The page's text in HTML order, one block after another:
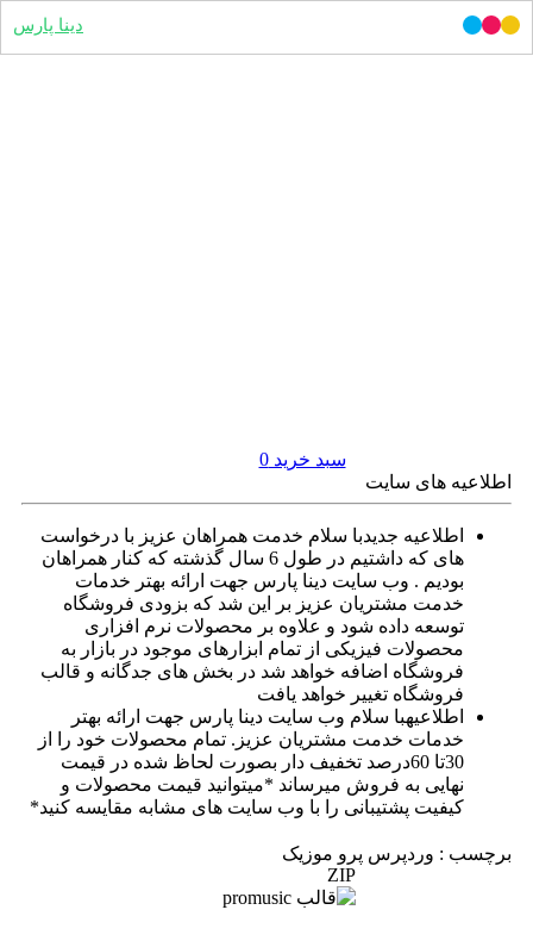
سبد خرید0
دینا پارس
اطلاعیه های سایت
اطلاعیه جدیدبا سلام خدمت همراهان عزیز با درخواست
های که داشتیم در طول 6 سال گذشته که کنار همراهان
بودیم . وب سایت دینا پارس جهت ارائه بهتر خدمات
خدمت مشتریان عزیز بر این شد که بزودی فروشگاه
توسعه داده شود و علاوه بر محصولات نرم افزاری
محصولات فیزیکی از تمام ابزارهای موجود در بازار به
فروشگاه اضافه خواهد شد در بخش های جدگانه و قالب
فروشگاه تغییر خواهد یافت
اطلاعیهبا سلام وب سایت دینا پارس جهت ارائه بهتر
خدمات خدمت مشتریان عزیز. تمام محصولات خود را از
30تا 60درصد تخفیف دار بصورت لحاظ شده در قیمت
نهایی به فروش میرساند *میتوانید قیمت محصولات و
کیفیت پشتیبانی را با وب سایت های مشابه مقایسه کنید*
برچسب : وردپرس پرو موزیک
ZIP